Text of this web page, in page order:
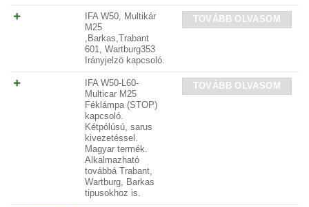
IFA W50, Multikár
M25
,Barkas,Trabant
601, Wartburg353
Irányjelzö kapcsoló.
TOVÁBB OLVASOM
IFA W50-L60-
Multicar M25
Féklámpa (STOP)
kapcsoló.
Kétpólúsú, sarus
kivezetéssel.
Magyar termék.
Alkalmazható
továbbá Trabant,
Wartburg, Barkas
tipusokhoz is.
TOVÁBB OLVASOM